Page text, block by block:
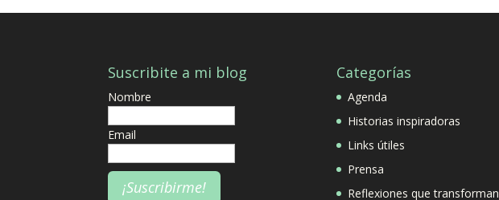
Suscribite a mi blog
Nombre
Email
Categorías
Agenda
Historias inspiradoras
Links útiles
Prensa
Reflexiones que transforman